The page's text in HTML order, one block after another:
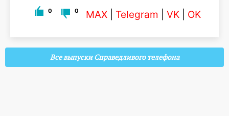
0 0 MAX Telegram VK OK
Все выпуски Справедливого телефона